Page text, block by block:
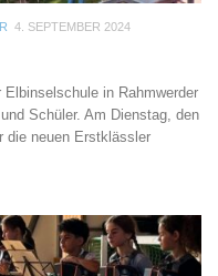
4. SEPTEMBER 2024
in Rahmwerder
Schüler. Am Dienstag, den
die neuen Erstklässler